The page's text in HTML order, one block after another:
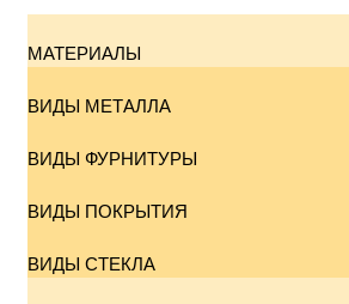
МАТЕРИАЛЫ
ВИДЫ МЕТАЛЛА
ВИДЫ ФУРНИТУРЫ
ВИДЫ ПОКРЫТИЯ
ВИДЫ СТЕКЛА